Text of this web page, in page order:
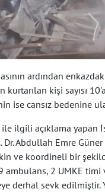
ardından
kurtarılan kişi sayısı
ise cansız bedenine
ile ilgili açıklama yapan
Dr. Abdullah Emre Güner
ve koordineli bir
ambulans, 2 UMKE timi
derhal sevk edilmiştir.